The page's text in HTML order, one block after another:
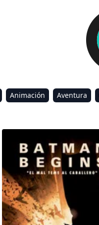
Animación Aventura